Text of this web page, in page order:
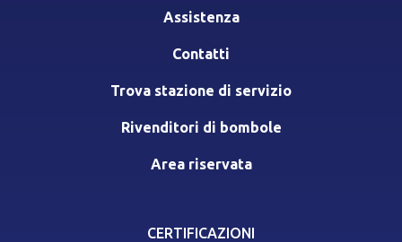
Assistenza
Contatti
Trova stazione di servizio
Rivenditori di bombole
Area riservata
CERTIFICAZIONI